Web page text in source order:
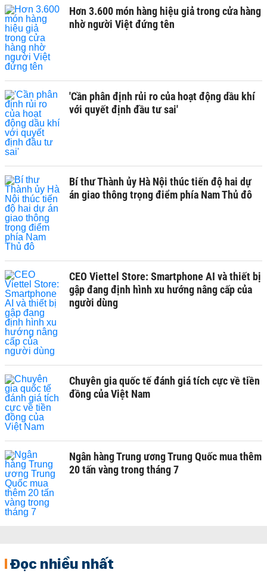
Hơn 3.600 món hàng hiệu giả trong cửa hàng
nhờ người Việt đứng tên
'Cần phân định rủi ro của hoạt động dầu khí
với quyết định đầu tư sai'
Bí thư Thành ủy Hà Nội thúc tiến độ hai dự
án giao thông trọng điểm phía Nam Thủ đô
CEO Viettel Store: Smartphone AI và thiết bị
gập đang định hình xu hướng nâng cấp của
người dùng
Chuyên gia quốc tế đánh giá tích cực về tiền
đồng của Việt Nam
Ngân hàng Trung ương Trung Quốc mua thêm
20 tấn vàng trong tháng 7
Đọc nhiều nhất